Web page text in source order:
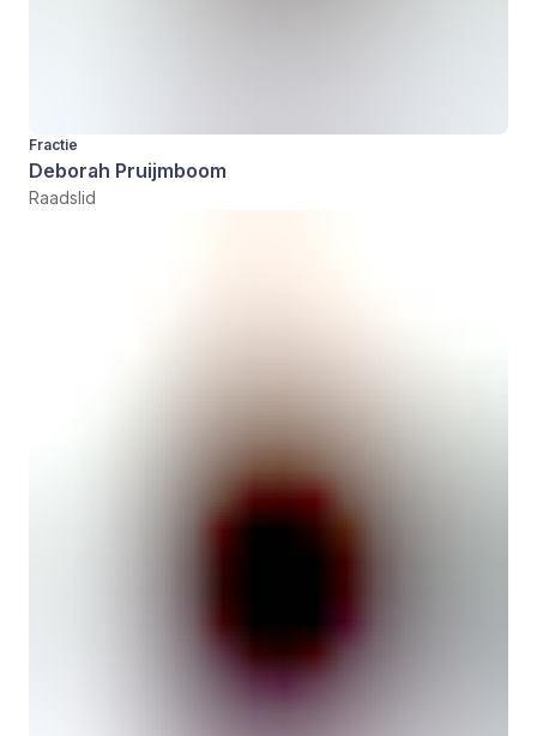
Fractie
Deborah Pruijmboom
Raadslid